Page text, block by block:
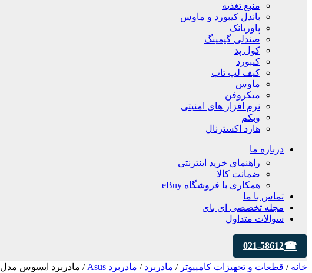
منبع تغذیه
باندل کیبورد و ماوس
پاوربانک
صندلی گیمینگ
کول پد
کیبورد
کیف لپ تاپ
ماوس
میکروفن
نرم افزار های امنیتی
وبکم
هارد اکسترنال
درباره ما
راهنمای خرید اینترنتی
ضمانت کالا
همکاری با فروشگاه eBuy
تماس با ما
مجله تخصصی ای‌ بای
سوالات متداول
021-58612
خانه/ قطعات و تجهیزات کامپیوتر/ مادربرد/ مادربرد Asus / مادربرد ایسوس مدل PRIME Z590-P DDR۴